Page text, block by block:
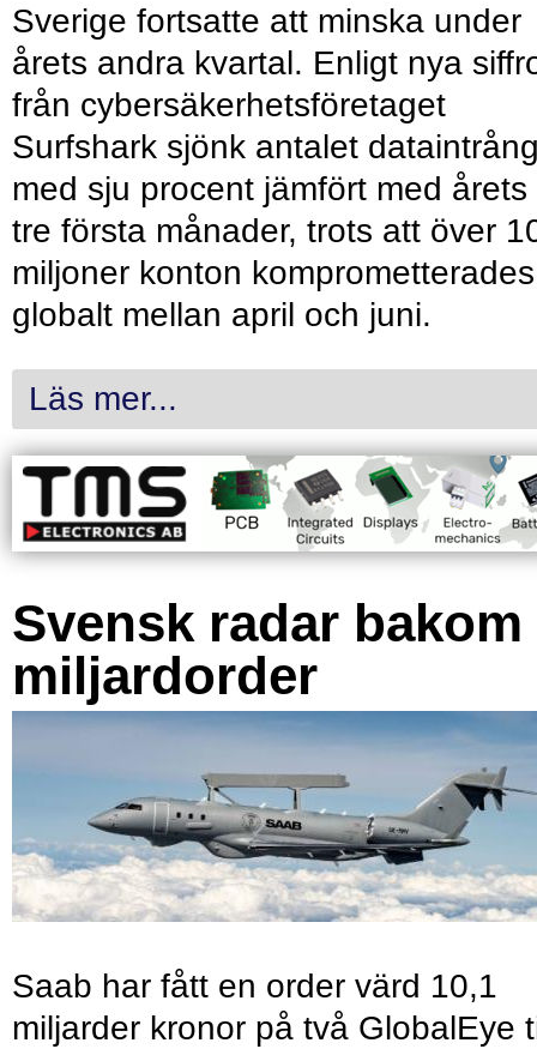
Sverige fortsatte att minska under
årets andra kvartal. Enligt nya
från cybersäkerhetsföretaget
Surfshark sjönk antalet
med sju procent jämfört med årets
tre första månader, trots att över
miljoner konton komprometterades
globalt mellan april och juni.
Läs mer...
Svensk radar bakom
miljardorder
Saab har fått en order värd 10,1
miljarder kronor på två GlobalEye